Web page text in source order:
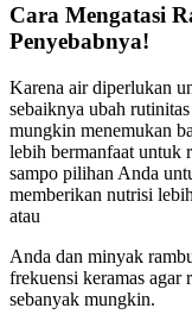
Cara Mengatasi
Penyebabnya!
Karena air diperlukan
sebaiknya ubah
mungkin menemukan
lebih bermanfaat untuk
sampo pilihan Anda
memberikan nutrisi
atau
Anda dan minyak
frekuensi keramas agar
sebanyak mungkin.